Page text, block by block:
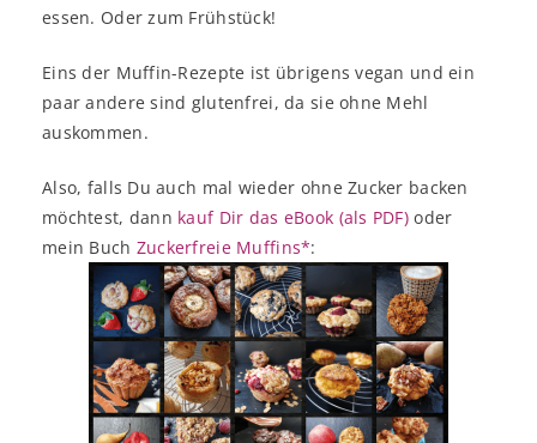
essen. Oder zum Frühstück!
Eins der Muffin-Rezepte ist übrigens vegan und ein
paar andere sind glutenfrei, da sie ohne Mehl
auskommen.
Also, falls Du auch mal wieder ohne Zucker backen
möchtest, dann kauf Dir das eBook (als PDF) oder
mein Buch Zuckerfreie Muffins*: